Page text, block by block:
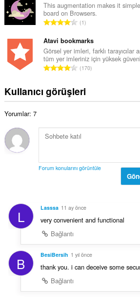
s
ı
:
s
a
y
ı
s
ı
:
l
a
m
y
s
a
y
s
ı
This augmentation makes it
board on Browsers.
T
p
l
a
m
y
s
ı
s
1
Atavi bookmarks
Görsel yer imleri, farklı tarayıcılar
tüm yer imleriniz için yüksek
T
l
o
y
y
:
170
Kullanıcı görüşleri
Yorumlar: 7
Forum konularını görüntüle
L Lasssa 11 ay önce
very convenient and functional
Bağlantı
B BesiBersih 1 yıl önce
thank you. i can deceive some
Bağlantı